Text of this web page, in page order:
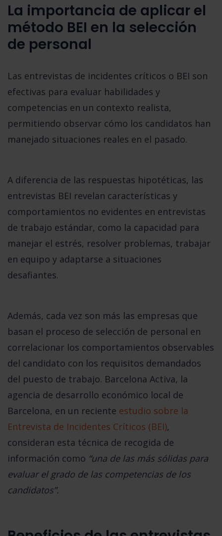
La importancia de aplicar el
método BEI en la selección
de personal
Las entrevistas de incidentes críticos o BEI son
efectivas para evaluar habilidades y
competencias en un contexto realista,
permitiendo observar cómo los candidatos han
manejado situaciones reales en el pasado.
A diferencia de las respuestas hipotéticas, las
entrevistas BEI revelan características y
comportamientos no evidentes en entrevistas
de trabajo estándar, como la capacidad para
manejar el estrés, resolver problemas, trabajar
en equipo y adaptarse a situaciones
desafiantes.
Además, cada vez son más las empresas que
basan el proceso de selección de personal en
correlacionar los comportamientos observables
del candidato con los requisitos demandados
del puesto de trabajo. Barcelona Activa, la
agencia de desarrollo económico local de
Barcelona, en un reciente estudio sobre la
Entrevista de Incidentes Críticos (BEI),
consideran esta técnica de recogida de
información como “una de las más sólidas para
evaluar el grado de las competencias de los
candidatos”.